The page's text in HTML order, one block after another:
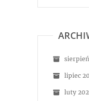
lipiec
luty